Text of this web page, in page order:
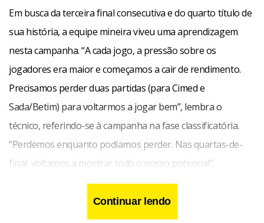
Em busca da terceira final consecutiva e do quarto título de
sua história, a equipe mineira viveu uma aprendizagem
nesta campanha. “A cada jogo, a pressão sobre os
jogadores era maior e começamos a cair de rendimento.
Precisamos perder duas partidas (para Cimed e
Sada/Betim) para voltarmos a jogar bem”, lembra o
técnico, referindo-se à campanha na fase classificatória.
“Perdemos enquanto podíamos perder. Nas quartas-de-
final, voltamos a mostrar todo o nosso potencial”.
Estreando no comando da equipe nesta temporada,
Grasso levou seu grupo a uma vitória por 3 x 0 sobre o
Continuar lendo